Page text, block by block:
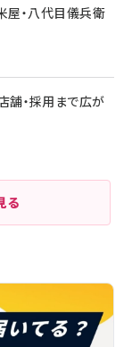
・八代目儀兵衛
舗・採用まで広が
る